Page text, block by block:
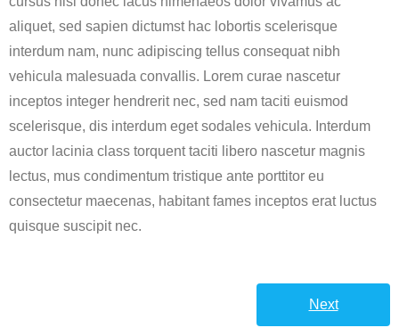
aliquet, sed sapien dictumst hac lobortis scelerisque
interdum nam, nunc adipiscing tellus consequat nibh
vehicula malesuada convallis. Lorem curae nascetur
inceptos integer hendrerit nec, sed nam taciti euismod
scelerisque, dis interdum eget sodales vehicula. Interdum
auctor lacinia class torquent taciti libero nascetur magnis
lectus, mus condimentum tristique ante porttitor eu
consectetur maecenas, habitant fames inceptos erat luctus
quisque suscipit nec.
Next